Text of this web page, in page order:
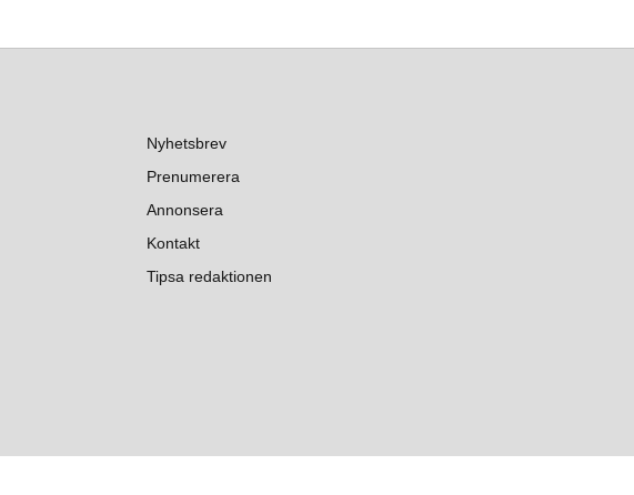
Nyhetsbrev
Prenumerera
Annonsera
Kontakt
Tipsa redaktionen